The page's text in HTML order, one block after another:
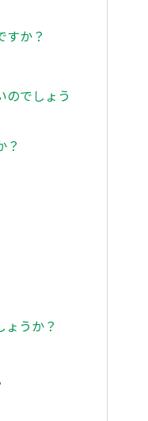
すか？
のでしょう
？
うか？